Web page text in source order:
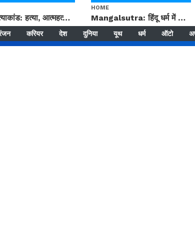
मनीषा हत्याकांड: हत्या, आत्महत्या या कोई बड़ा राज? | Full Story | Josh Haryana
HOME
Mangalsutra: हिंदू धर्म में शादी के बाद मंगलसूत्र क्यों पहनती है महिलाएं, किसने शुरु की ये परंपरा
करियर देश दुनिया यूथ धर्म ऑटो